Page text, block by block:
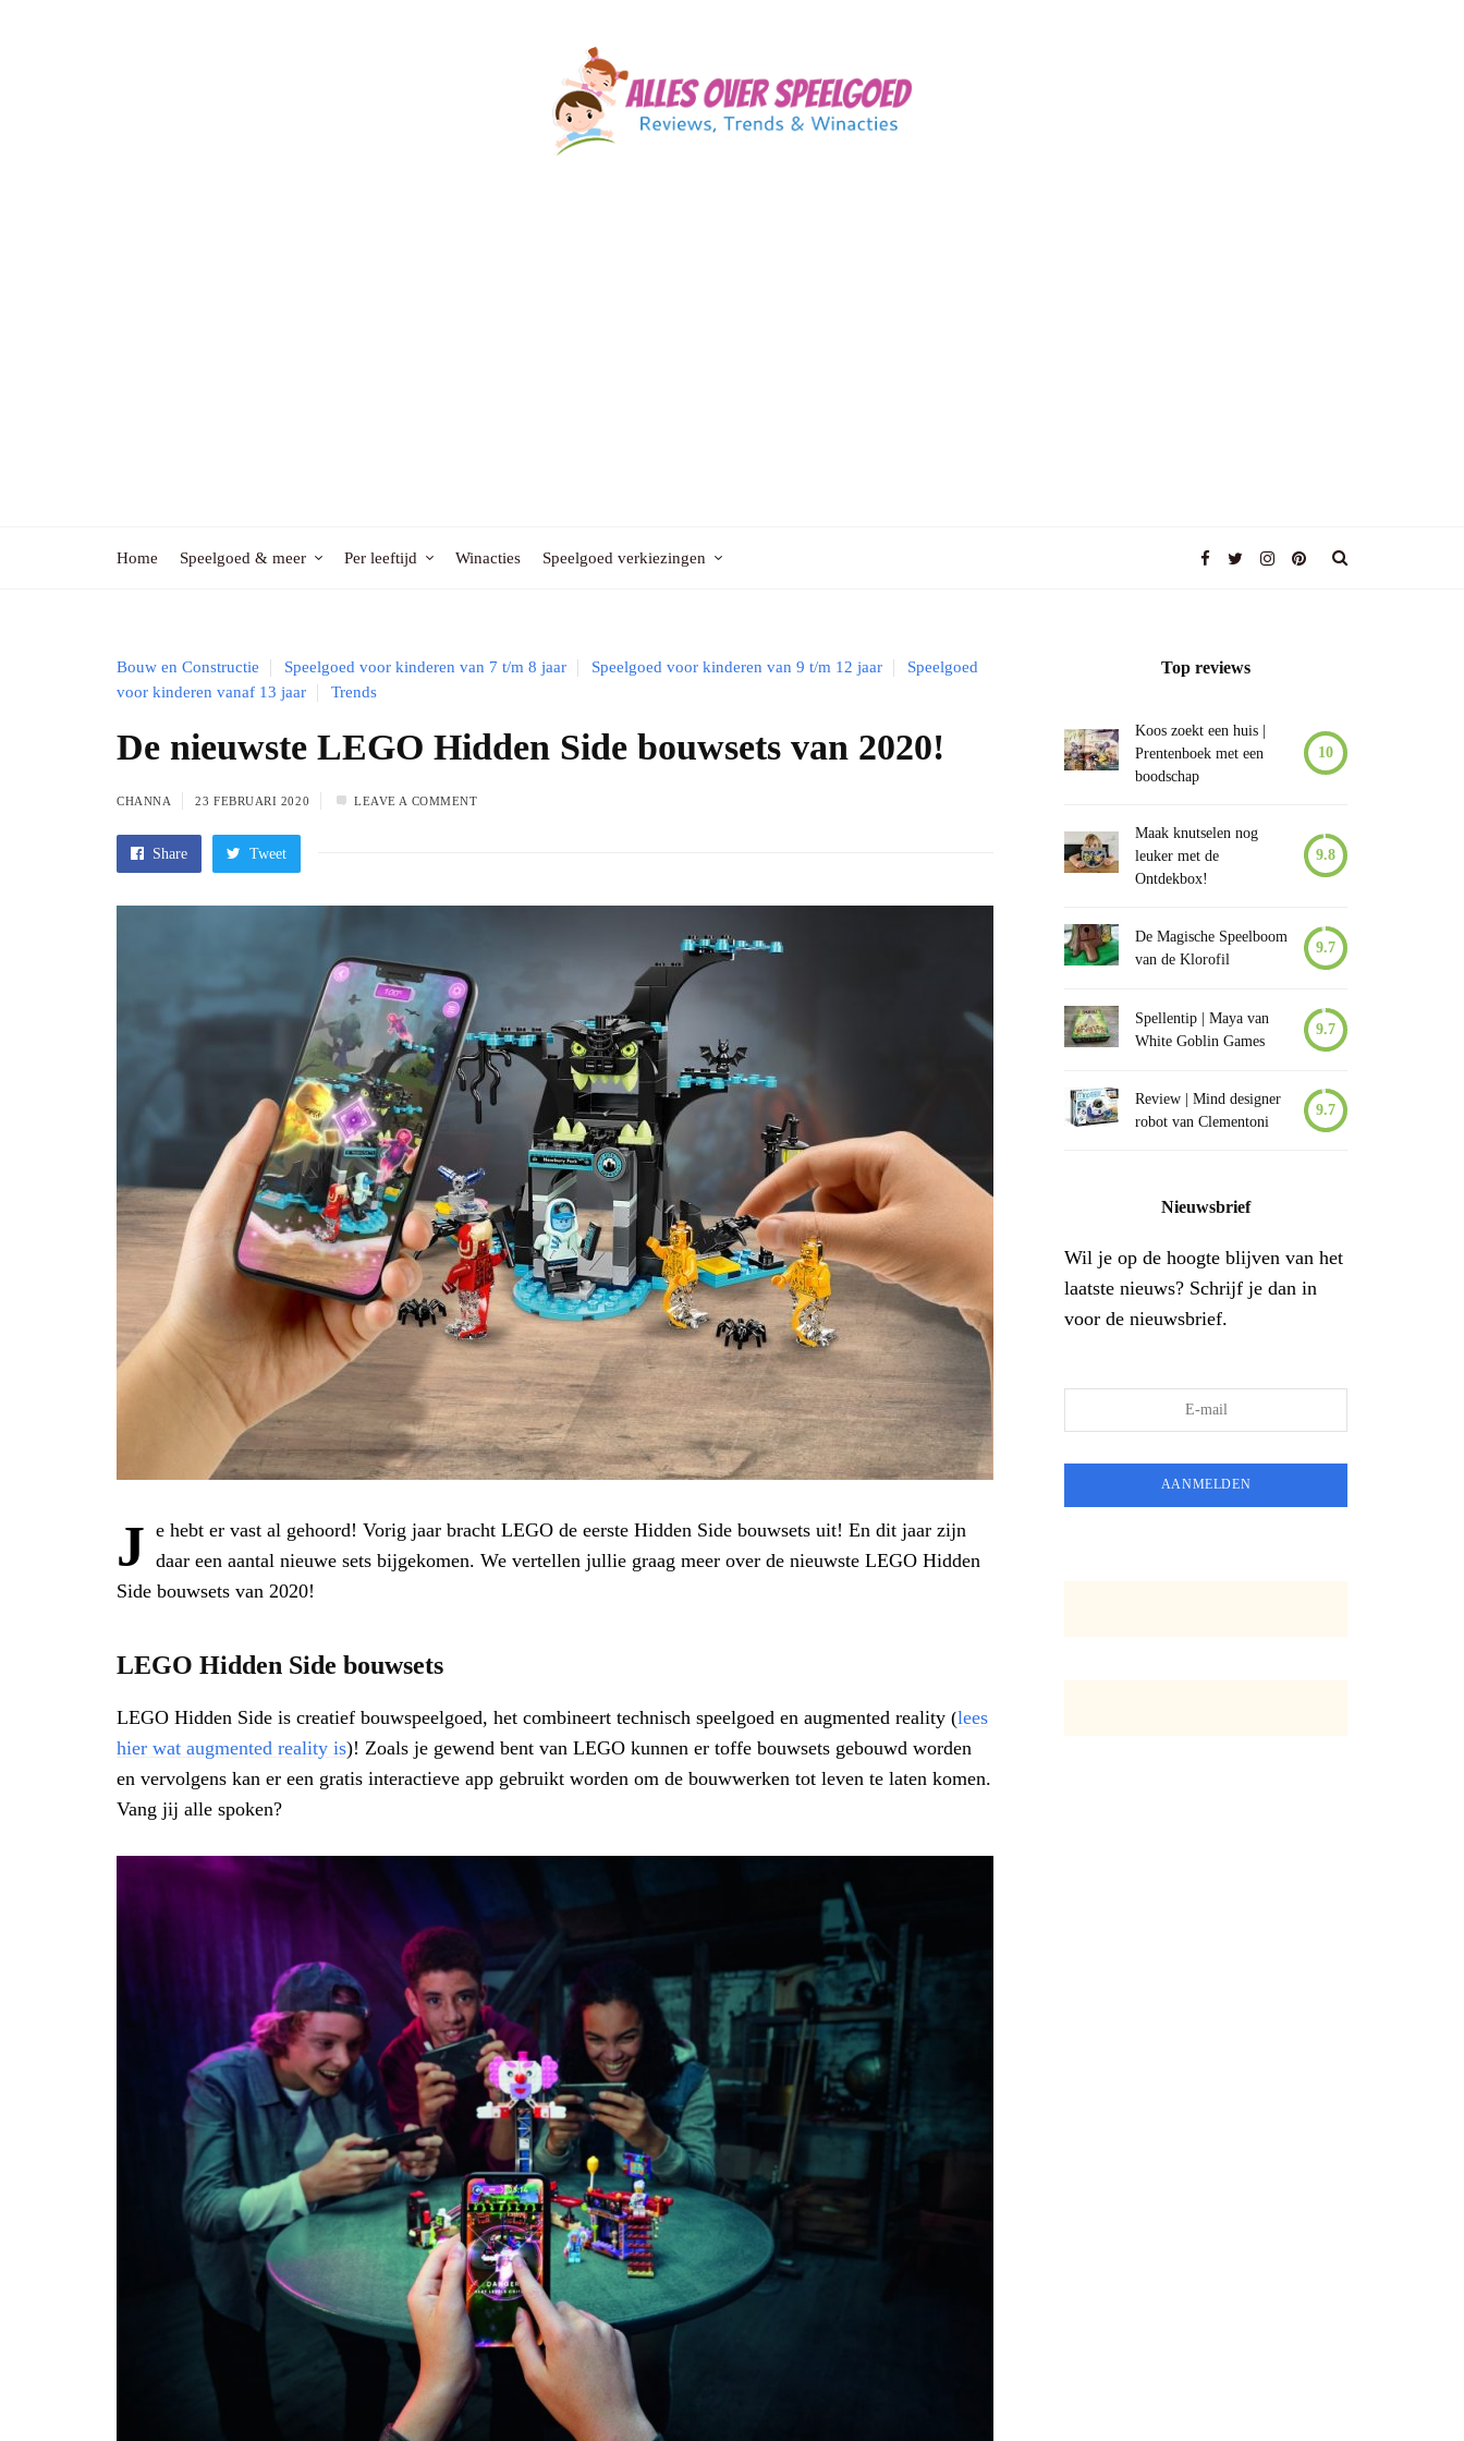
Home Speelgoed & meer Per leeftijd Winacties Speelgoed verkiezingen
Bouw en Constructie Speelgoed voor kinderen van 7 t/m 8 jaar Speelgoed voor kinderen van 9 t/m 12 jaar
Speelgoed
voor kinderen vanaf 13 jaar
Trends
De nieuwste LEGO Hidden Side bouwsets van 2020!
CHANNA 23 FEBRUARI 2020 LEAVE A COMMENT
Share Tweet
J e hebt er vast al gehoord! Vorig jaar bracht LEGO de eerste Hidden Side bouwsets uit! En dit jaar zijn
daar een aantal nieuwe sets bijgekomen. We vertellen jullie graag meer over de nieuwste LEGO Hidden
Side bouwsets van 2020!
LEGO Hidden Side bouwsets
LEGO Hidden Side is creatief bouwspeelgoed, het combineert technisch speelgoed en augmented reality (lees
hier wat augmented reality is)! Zoals je gewend bent van LEGO kunnen er toffe bouwsets gebouwd worden
en vervolgens kan er een gratis interactieve app gebruikt worden om de bouwwerken tot leven te laten komen.
Vang jij alle spoken?
Top reviews
Koos zoekt een huis |
Prentenboek met een
boodschap
10
Maak knutselen nog
leuker met de
Ontdekbox!
9.8
De Magische Speelboom
van de Klorofil
9.7
Spellentip | Maya van
White Goblin Games
9.7
Review | Mind designer
robot van Clementoni
9.7
Nieuwsbrief
Wil je op de hoogte blijven van het
laatste nieuws? Schrijf je dan in
voor de nieuwsbrief.